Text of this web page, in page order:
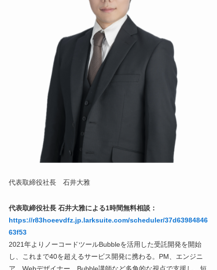
代表取締役社長 石井大雅
代表取締役社長 石井大雅による1時間無料相談：
https://r83hoeevdfz.jp.larksuite.com/scheduler/37d63984846
63f53
2021年よりノーコードツールBubbleを活用した受託開発を開始
し、これまで40を超えるサービス開発に携わる。PM、エンジニ